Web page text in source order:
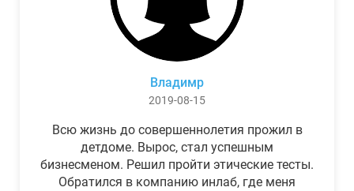
Владимр
2019-08-15
Всю жизнь до совершеннолетия прожил в
детдоме. Вырос, стал успешным
бизнесменом. Решил пройти этические тесты.
Обратился в компанию инлаб, где меня